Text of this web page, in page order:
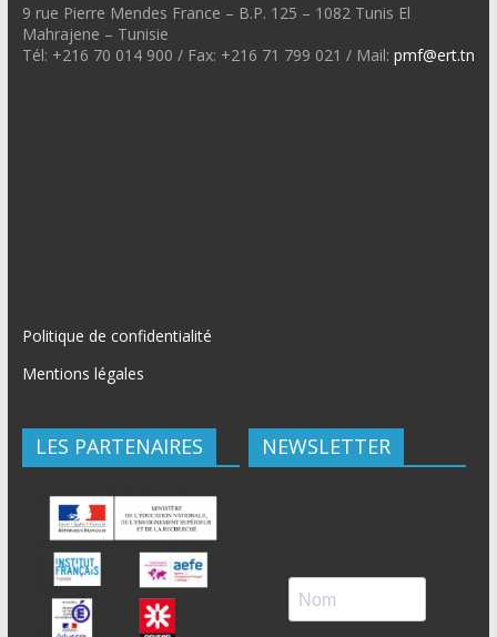
9 rue Pierre Mendes France – B.P. 125 – 1082 Tunis El
Mahrajene – Tunisie
Tél: +216 70 014 900 / Fax: +216 71 799 021 / Mail: pmf@ert.tn
Politique de confidentialité
Mentions légales
LES PARTENAIRES NEWSLETTER